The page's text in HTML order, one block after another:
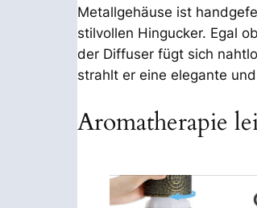
Metallgehäuse ist
stilvollen Hingucker. Egal
der Diffuser fügt sich
strahlt er eine elegante
Aromatherapie